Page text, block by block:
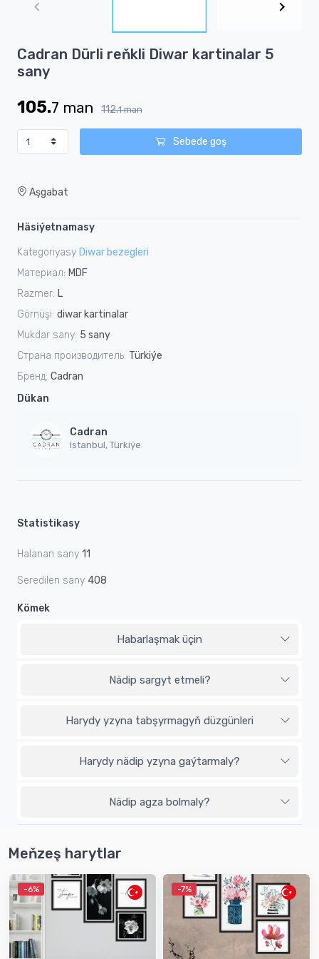
1
of
Cadran Dürli reňkli Diwar kartinalar 5
sany
105.7 man 112.1 man
Sebede goş
Aşgabat
Häsiýetnamasy
Kategoriyasy Diwar bezegleri
Материал: MDF
Razmer: L
Görnüşi: diwar kartinalar
Mukdar sany: 5 sany
Страна производитель: Türkiýe
Бренд: Cadran
Dükan
Cadran
Istanbul, Türkiýe
Statistikasy
Halanan sany 11
Seredilen sany 408
Kömek
Habarlaşmak üçin
Nädip sargyt etmeli?
Harydy yzyna tabşyrmagyň düzgünleri
Harydy nädip yzyna gaýtarmaly?
Nädip agza bolmaly?
Meňzeş harytlar
-6% -7%